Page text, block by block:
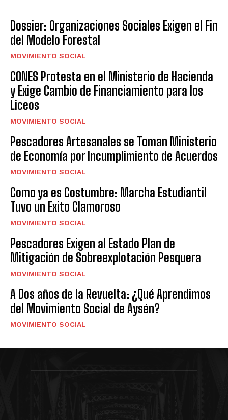
Dossier: Organizaciones Sociales Exigen el Fin
del Modelo Forestal
MOVIMIENTO SOCIAL
CONES Protesta en el Ministerio de Hacienda
y Exige Cambio de Financiamiento para los
Liceos
MOVIMIENTO SOCIAL
Pescadores Artesanales se Toman Ministerio
de Economía por Incumplimiento de Acuerdos
MOVIMIENTO SOCIAL
Como ya es Costumbre: Marcha Estudiantil
Tuvo un Exito Clamoroso
MOVIMIENTO SOCIAL
Pescadores Exigen al Estado Plan de
Mitigación de Sobreexplotación Pesquera
MOVIMIENTO SOCIAL
A Dos años de la Revuelta: ¿Qué Aprendimos
del Movimiento Social de Aysén?
MOVIMIENTO SOCIAL